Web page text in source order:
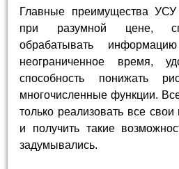
Главные преимущества
при разумной цене,
обрабатывать
неограниченное время,
способность понижать
многочисленные функции.
только реализовать все
и получить такие
задумывались.